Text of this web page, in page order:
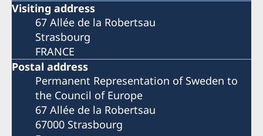
Visiting address
67 Allée de la Robertsau
Strasbourg
FRANCE
Postal address
Permanent Representation of Sweden to
the Council of Europe
67 Allée de la Robertsau
67000 Strasbourg